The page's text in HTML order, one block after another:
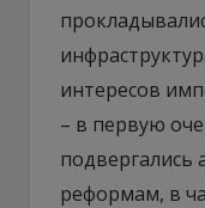
интересов
– в первую
реформам, в